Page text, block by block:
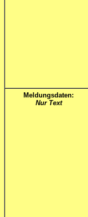
Meldungsdaten:
Nur Text